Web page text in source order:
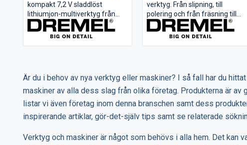
kompakt 7,2 V sladdlöst
lithiumjon-multiverktyg från
Dremel. Detta precisa och
funktionsrika multiverktyg är
verktyg. Från slipning, till
polering och från fräsning till
kapning, kan detta multiverktyg
ge dig kraft i alla jobb.
Är du i behov av nya verktyg eller maskiner? I så fall har du
maskiner av alla dess slag från olika företag. Produkterna är
listar vi även företag inom denna branschen samt dess
inspirerande artiklar, gör-det-själv tips samt se relaterade
Verktyg och maskiner är något som behövs i alla hem. Det kan